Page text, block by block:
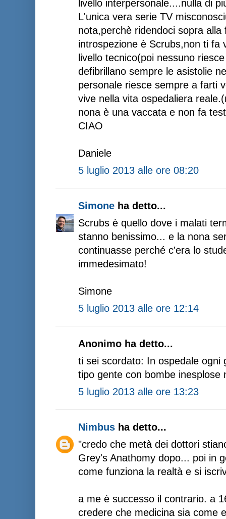
livello interpersonale....nulla di
L'unica vera serie TV
nota,perchè ridendoci sopra
introspezione è Scrubs,non ti fa
livello tecnico(poi nessuno
defibrillano sempre le asistolie
personale riesce sempre a farti
vive nella vita ospedaliera
nona è una vaccata e non fa
CIAO
Daniele
5 luglio 2013 alle ore 08:20
Simone ha detto...
Scrubs è quello dove i malati
stanno benissimo... e la nona
continuasse perché c'era lo
immedesimato!
Simone
5 luglio 2013 alle ore 12:14
Anonimo ha detto...
ti sei scordato: In ospedale ogni
tipo gente con bombe inesplose
5 luglio 2013 alle ore 13:23
Nimbus ha detto...
"credo che metà dei dottori
Grey's Anathomy dopo... poi in
come funziona la realtà e si
a me è successo il contrario. a
credere che medicina sia come